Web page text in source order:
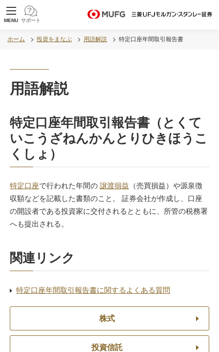
MUFG 世界が進むチカラになる。 三菱ＵＦＪモル
MENU サポート
ホーム 投資をまなぶ 用語解説 特定口座年間取引報告書
用語解説
特定口座年間取引報告書（とくて
いこうざねんかんとりひきほうこ
くしょ）
特定口座で行われた年間の 譲渡損益 （売買損益）や源泉徴
収額などを記載した書類のこと。 証券会社が作成し、口座
の開設者である投資家に交付されるとともに、所管の税務署
へも提出される。
関連リンク
特定口座年間取引報告書に関するよくある質問
株式
投資信託